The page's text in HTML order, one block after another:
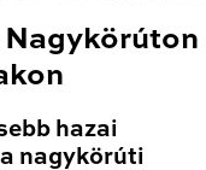
Nagykörúton
hazai
nagykörúti